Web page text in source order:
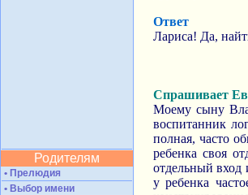
Родителям
• Прелюдия
• Выбор имени
Ответ
Лариса! Да,
Спрашивает
Моему сыну
воспитанник
полная, часто
ребенка своя
отдельный вход
у ребенка